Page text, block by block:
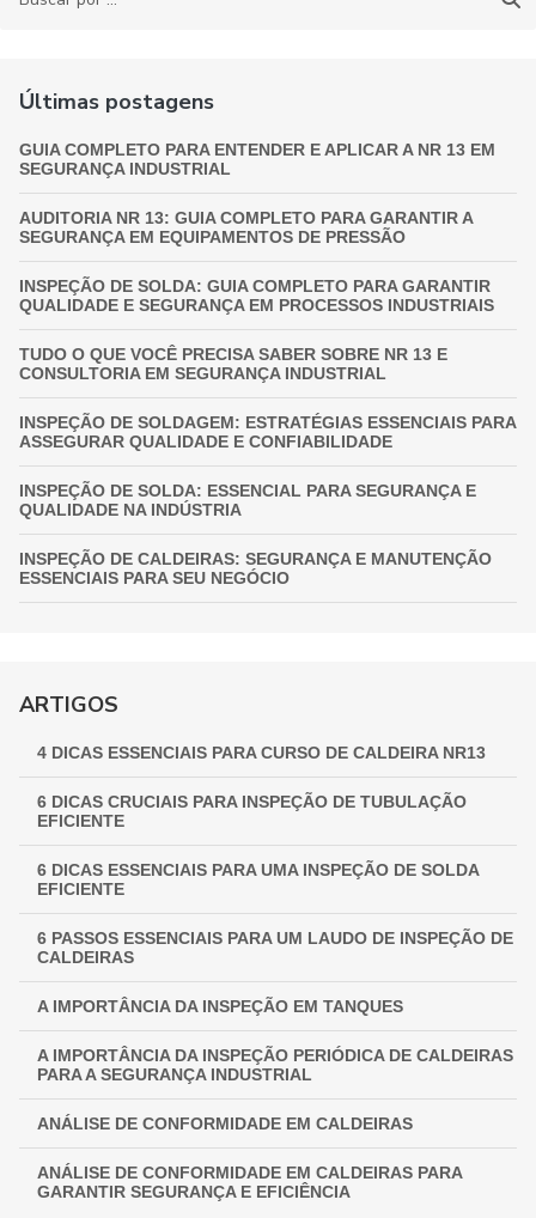
Últimas postagens
GUIA COMPLETO PARA ENTENDER E APLICAR A NR 13 EM
SEGURANÇA INDUSTRIAL
AUDITORIA NR 13: GUIA COMPLETO PARA GARANTIR A
SEGURANÇA EM EQUIPAMENTOS DE PRESSÃO
INSPEÇÃO DE SOLDA: GUIA COMPLETO PARA GARANTIR
QUALIDADE E SEGURANÇA EM PROCESSOS INDUSTRIAIS
TUDO O QUE VOCÊ PRECISA SABER SOBRE NR 13 E
CONSULTORIA EM SEGURANÇA INDUSTRIAL
INSPEÇÃO DE SOLDAGEM: ESTRATÉGIAS ESSENCIAIS PARA
ASSEGURAR QUALIDADE E CONFIABILIDADE
INSPEÇÃO DE SOLDA: ESSENCIAL PARA SEGURANÇA E
QUALIDADE NA INDÚSTRIA
INSPEÇÃO DE CALDEIRAS: SEGURANÇA E MANUTENÇÃO
ESSENCIAIS PARA SEU NEGÓCIO
GUIA COMPLETO DE INSPEÇÃO DE VASOS DE PRESSÃO:
GARANTINDO SEGURANÇA E CONFORMIDADE
INSPEÇÃO NR 13: GARANTINDO SEGURANÇA E
CONFORMIDADE EM EQUIPAMENTOS INDUSTRIAIS
ARTIGOS
4 DICAS ESSENCIAIS PARA CURSO DE CALDEIRA NR13
6 DICAS CRUCIAIS PARA INSPEÇÃO DE TUBULAÇÃO
EFICIENTE
6 DICAS ESSENCIAIS PARA UMA INSPEÇÃO DE SOLDA
EFICIENTE
6 PASSOS ESSENCIAIS PARA UM LAUDO DE INSPEÇÃO DE
CALDEIRAS
A IMPORTÂNCIA DA INSPEÇÃO EM TANQUES
A IMPORTÂNCIA DA INSPEÇÃO PERIÓDICA DE CALDEIRAS
PARA A SEGURANÇA INDUSTRIAL
ANÁLISE DE CONFORMIDADE EM CALDEIRAS
ANÁLISE DE CONFORMIDADE EM CALDEIRAS PARA
GARANTIR SEGURANÇA E EFICIÊNCIA